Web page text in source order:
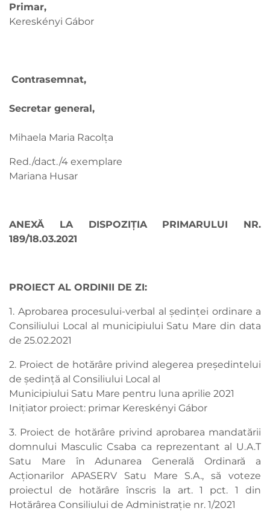
Primar,
Kereskényi Gábor
Contrasemnat,
Secretar general,
Mihaela Maria Racolța
Red./dact./4 exemplare
Mariana Husar
ANEXĂ LA DISPOZIŢIA PRIMARULUI NR.
189/18.03.2021
PROIECT AL ORDINII DE ZI:
1. Aprobarea procesului-verbal al ședinței ordinare a
Consiliului Local al municipiului Satu Mare din data
de 25.02.2021
2. Proiect de hotărâre privind alegerea președintelui
de ședință al Consiliului Local al
Municipiului Satu Mare pentru luna aprilie 2021
Inițiator proiect: primar Kereskényi Gábor
3. Proiect de hotărâre privind aprobarea mandatării
domnului Masculic Csaba ca reprezentant al U.A.T
Satu Mare în Adunarea Generală Ordinară a
Acţionarilor APASERV Satu Mare S.A., să voteze
proiectul de hotărâre înscris la art. 1 pct. 1 din
Hotărârea Consiliului de Administrație nr. 1/2021